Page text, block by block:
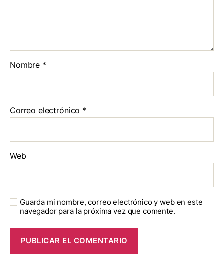
Nombre *
Correo electrónico *
Web
Guarda mi nombre, correo electrónico y web en este
navegador para la próxima vez que comente.